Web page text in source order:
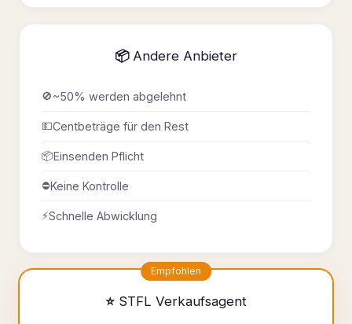
📦 Andere Anbieter
🚫~50% werden abgelehnt
💵Centbeträge für den Rest
📦Einsenden Pflicht
⛔Keine Kontrolle
⚡Schnelle Abwicklung
Empfohlen
⭐ STFL Verkaufsagent